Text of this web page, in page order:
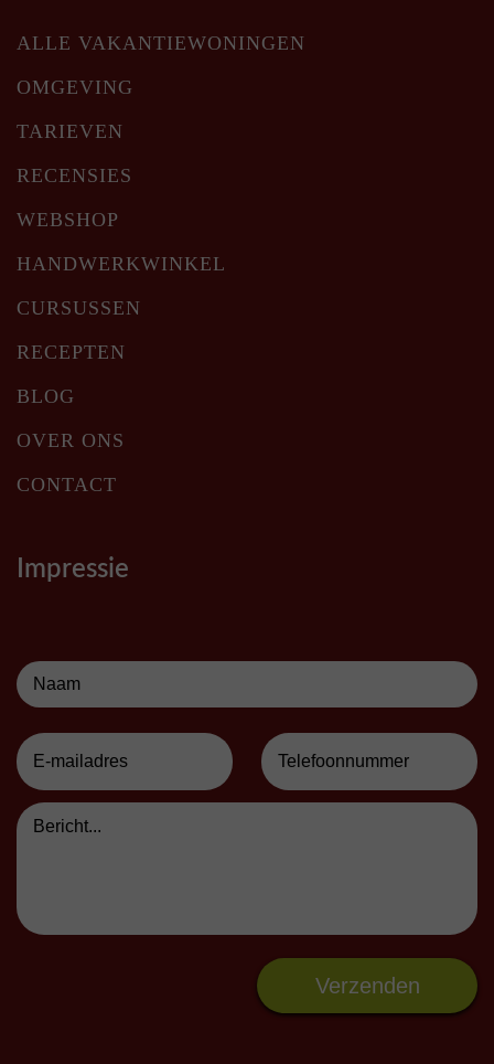
ALLE VAKANTIEWONINGEN
OMGEVING
TARIEVEN
RECENSIES
WEBSHOP
HANDWERKWINKEL
CURSUSSEN
RECEPTEN
BLOG
OVER ONS
CONTACT
Impressie